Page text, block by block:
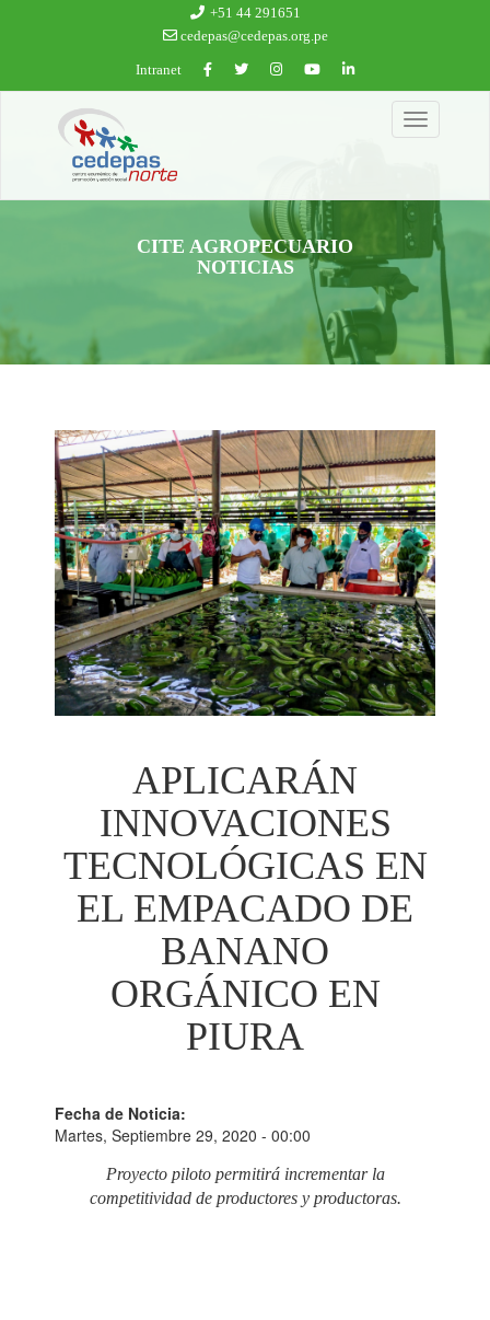
+51 44 291651
cedepas@cedepas.org.pe
Intranet
Toggle
navigation
CITE AGROPECUARIO
NOTICIAS
APLICARÁN
INNOVACIONES
TECNOLÓGICAS EN
EL EMPACADO DE
BANANO
ORGÁNICO EN
PIURA
Fecha de Noticia:
Martes, Septiembre 29, 2020 - 00:00
Proyecto piloto permitirá incrementar la
competitividad de productores y productoras.